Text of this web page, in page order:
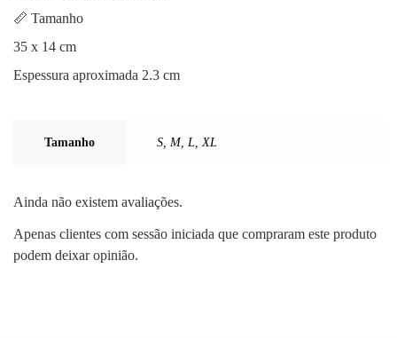
📏 Tamanho
35 x 14 cm
Espessura aproximada 2.3 cm
Tamanho S M, L XL
Ainda não existem avaliações.
Apenas clientes com sessão iniciada que compraram este produto
podem deixar opinião.